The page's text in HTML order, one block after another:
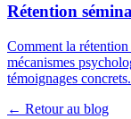
Rétention
Comment la
mécanismes
témoignages concrets.
← Retour au blog